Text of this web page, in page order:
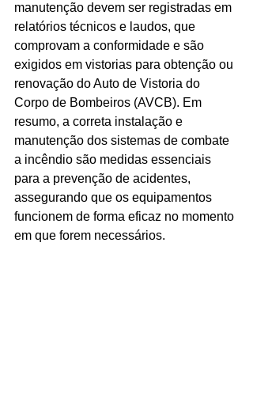
manutenção devem ser registradas em
relatórios técnicos e laudos, que
comprovam a conformidade e são
exigidos em vistorias para obtenção ou
renovação do Auto de Vistoria do
Corpo de Bombeiros (AVCB). Em
resumo, a correta instalação e
manutenção dos sistemas de combate
a incêndio são medidas essenciais
para a prevenção de acidentes,
assegurando que os equipamentos
funcionem de forma eficaz no momento
em que forem necessários.